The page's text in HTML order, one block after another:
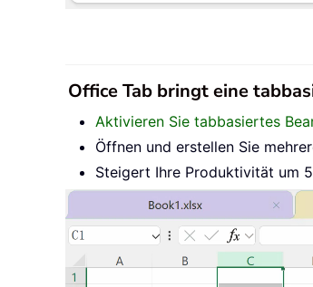
Office Tab bringt eine
Aktivieren Sie tabbasiertes
Öffnen und erstellen Sie
Steigert Ihre Produktivität um